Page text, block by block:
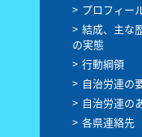
プロフィー
結成、主な
の実態
行動綱領
自治労連の
自治労連の
各県連絡先